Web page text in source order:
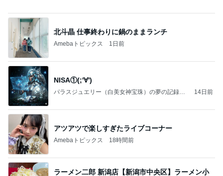
北斗晶 仕事終わりに鍋のままランチ
Amebaトピックス 1日前
NISA①(;'∀')
パラスジュエリー（白美女神宝珠）の夢の記録
14日前
アツアツで楽しすぎたライブコーナー
Amebaトピックス 18時間前
ラーメン二郎 新潟店【新潟市中央区】ラーメン小